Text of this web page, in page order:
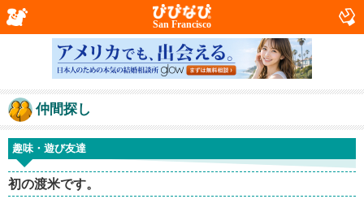
San Francisco
仲間探し
趣味・遊び友達
初の渡米です。